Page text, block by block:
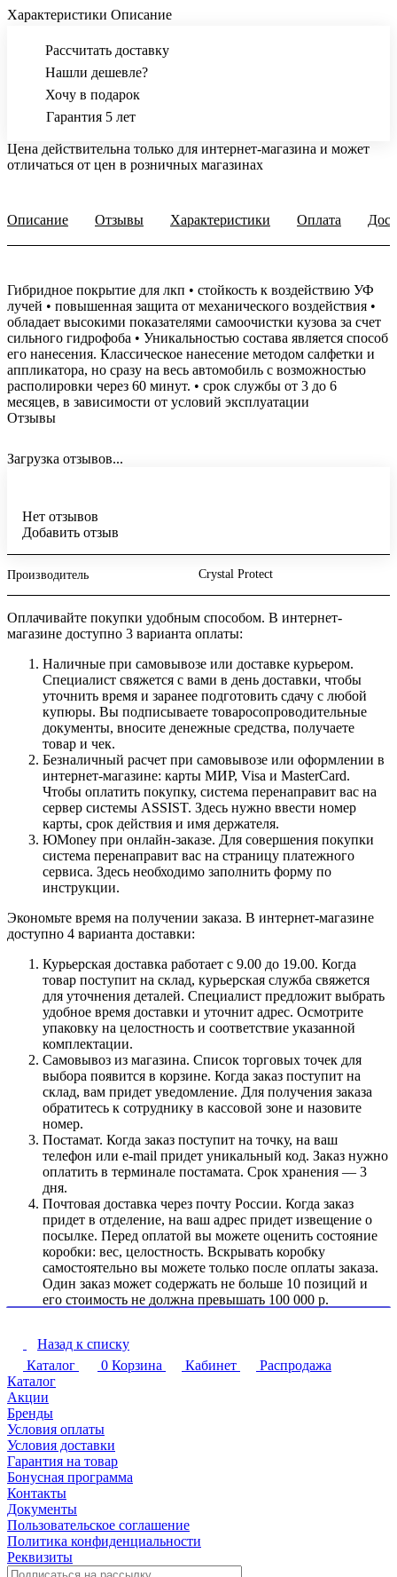
Характеристики Описание
Рассчитать доставку
Нашли дешевле?
Хочу в подарок
Гарантия 5 лет
Цена действительна только для интернет-магазина и может
отличаться от цен в розничных магазинах
Описание Отзывы Характеристики Оплата
Гибридное покрытие для лкп • стойкость к воздействию УФ
лучей • повышенная защита от механического воздействия •
обладает высокими показателями самоочистки кузова за счет
сильного гидрофоба • Уникальностью состава является способ
его нанесения. Классическое нанесение методом салфетки и
аппликатора, но сразу на весь автомобиль с возможностью
располировки через 60 минут. • срок службы от 3 до 6
месяцев, в зависимости от условий эксплуатации
Отзывы
Загрузка отзывов...
Нет отзывов
Добавить отзыв
Производитель Crystal Protect
Оплачивайте покупки удобным способом. В интернет-
магазине доступно 3 варианта оплаты:
Наличные при самовывозе или доставке курьером.
Специалист свяжется с вами в день доставки, чтобы
уточнить время и заранее подготовить сдачу с любой
купюры. Вы подписываете товаросопроводительные
документы, вносите денежные средства, получаете
товар и чек.
Безналичный расчет при самовывозе или оформлении в
интернет-магазине: карты МИР, Visa и MasterCard.
Чтобы оплатить покупку, система перенаправит вас на
сервер системы ASSIST. Здесь нужно ввести номер
карты, срок действия и имя держателя.
ЮMoney при онлайн-заказе. Для совершения покупки
система перенаправит вас на страницу платежного
сервиса. Здесь необходимо заполнить форму по
инструкции.
Экономьте время на получении заказа. В интернет-магазине
доступно 4 варианта доставки:
Курьерская доставка работает с 9.00 до 19.00. Когда
товар поступит на склад, курьерская служба свяжется
для уточнения деталей. Специалист предложит выбрать
удобное время доставки и уточнит адрес. Осмотрите
упаковку на целостность и соответствие указанной
комплектации.
Самовывоз из магазина. Список торговых точек для
выбора появится в корзине. Когда заказ поступит на
склад, вам придет уведомление. Для получения заказа
обратитесь к сотруднику в кассовой зоне и назовите
номер.
Постамат. Когда заказ поступит на точку, на ваш
телефон или e-mail придет уникальный код. Заказ нужно
оплатить в терминале постамата. Срок хранения — 3
дня.
Почтовая доставка через почту России. Когда заказ
придет в отделение, на ваш адрес придет извещение о
посылке. Перед оплатой вы можете оценить состояние
коробки: вес, целостность. Вскрывать коробку
самостоятельно вы можете только после оплаты заказа.
Один заказ может содержать не больше 10 позиций и
его стоимость не должна превышать 100 000 р.
Назад к списку
Каталог
0 Корзина Кабинет
Распродажа
Каталог
Акции
Бренды
Условия оплаты
Условия доставки
Гарантия на товар
Бонусная программа
Контакты
Документы
Пользовательское соглашение
Политика конфиденциальности
Реквизиты